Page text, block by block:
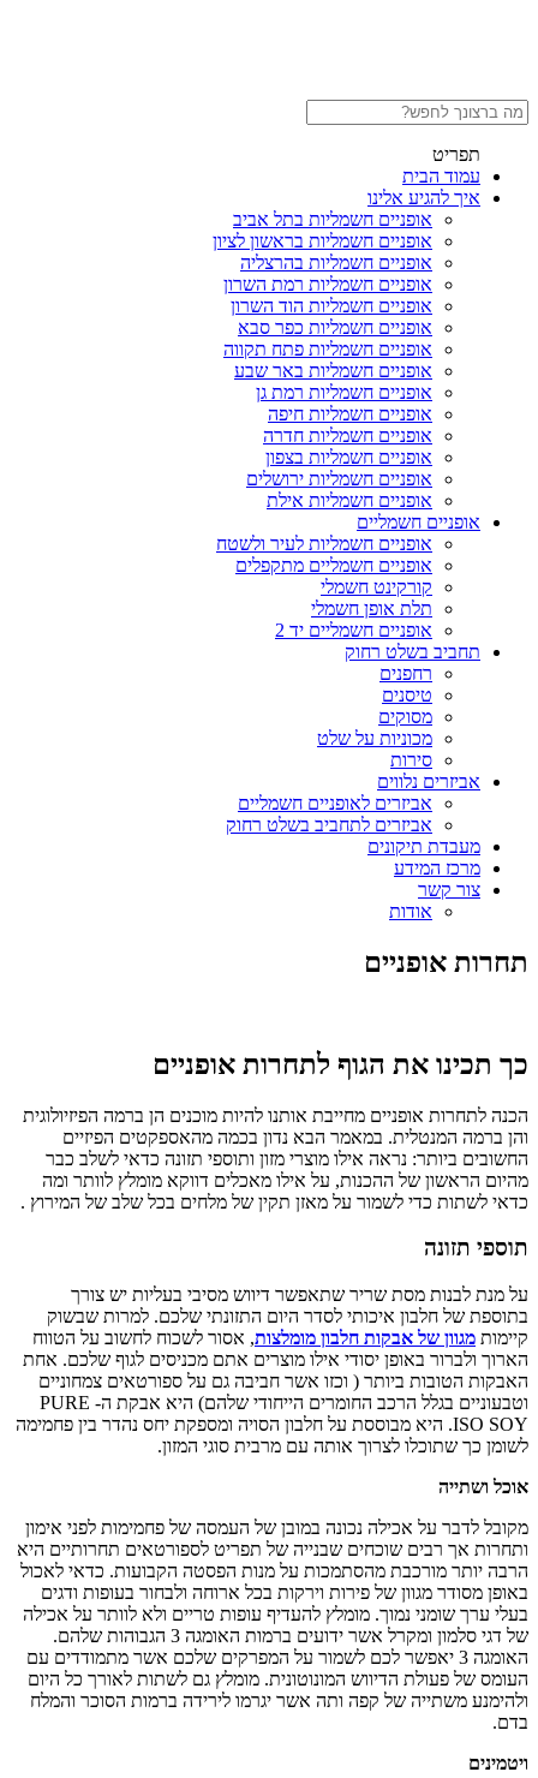
תפריט
עמוד הבית
איך להגיע אלינו
אופניים חשמליות בתל אביב
אופניים חשמליות בראשון לציון
אופניים חשמליות בהרצליה
אופניים חשמליות רמת השרון
אופניים חשמליות הוד השרון
אופניים חשמליות כפר סבא
אופניים חשמליות פתח תקווה
אופניים חשמליות באר שבע
אופניים חשמליות רמת גן
אופניים חשמליות חיפה
אופניים חשמליות חדרה
אופניים חשמליות בצפון
אופניים חשמליות ירושלים
אופניים חשמליות אילת
אופניים חשמליים
אופניים חשמליות לעיר ולשטח
אופניים חשמליים מתקפלים
קורקינט חשמלי
תלת אופן חשמלי
אופניים חשמליים יד 2
תחביב בשלט רחוק
רחפנים
טיסנים
מסוקים
מכוניות על שלט
סירות
אביזרים נלווים
אביזרים לאופניים חשמליים
אביזרים לתחביב בשלט רחוק
מעבדת תיקונים
מרכז המידע
צור קשר
אודות
תחרות אופניים
כך תכינו את הגוף לתחרות אופניים
הכנה לתחרות אופניים מחייבת אותנו להיות מוכנים הן ברמה הפיזיולוגית
והן ברמה המנטלית. במאמר הבא נדון בכמה מהאספקטים הפיזיים
החשובים ביותר: נראה אילו מוצרי מזון ותוספי תזונה כדאי לשלב כבר
מהיום הראשון של ההכנות, על אילו מאכלים דווקא מומלץ לוותר ומה
כדאי לשתות כדי לשמור על מאזן תקין של מלחים בכל שלב של המירוץ .
תוספי תזונה
על מנת לבנות מסת שריר שתאפשר דיווש מסיבי בעליות יש צורך
בתוספת של חלבון איכותי לסדר היום התזונתי שלכם. למרות שבשוק
קיימות מגוון של אבקות חלבון מומלצות, אסור לשכוח לחשוב על הטווח
הארוך ולברור באופן יסודי אילו מוצרים אתם מכניסים לגוף שלכם. אחת
האבקות הטובות ביותר ( וכזו אשר חביבה גם על ספורטאים צמחוניים
וטבעוניים בגלל הרכב החומרים הייחודי שלהם) היא אבקת ה- PURE
ISO SOY. היא מבוססת על חלבון הסויה ומספקת יחס נהדר בין פחמימה
לשומן כך שתוכלו לצרוך אותה עם מרבית סוגי המזון.
אוכל ושתייה
מקובל לדבר על אכילה נכונה במובן של העמסה של פחמימות לפני אימון
ותחרות אך רבים שוכחים שבנייה של תפריט לספורטאים תחרותיים היא
הרבה יותר מורכבת מהסתמכות על מנות הפסטה הקבועות. כדאי לאכול
באופן מסודר מגוון של פירות וירקות בכל ארוחה ולבחור בעופות ודגים
בעלי ערך שומני נמוך. מומלץ להעדיף עופות טריים ולא לוותר על אכילה
של דגי סלמון ומקרל אשר ידועים ברמות האומגה 3 הגבוהות שלהם.
האומגה 3 יאפשר לכם לשמור על המפרקים שלכם אשר מתמודדים עם
העומס של פעולת הדיווש המונוטונית. מומלץ גם לשתות לאורך כל היום
ולהימנע משתייה של קפה ותה אשר יגרמו לירידה ברמות הסוכר והמלח
בדם.
ויטמינים